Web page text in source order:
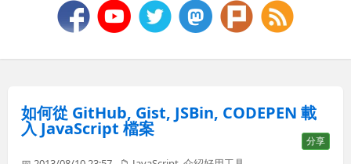
如何從 GitHub, Gist, JSBin, CODEPEN 載
入 JavaScript 檔案
分享